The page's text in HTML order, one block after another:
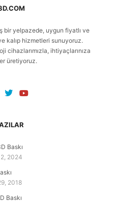
bir yelpazede, uygun fiyatlı ve
kalıp hizmetleri sunuyoruz.
cihazlarımızla, ihtiyaçlarınıza
üretiyoruz.
Baskı
2024
2018
Baskı